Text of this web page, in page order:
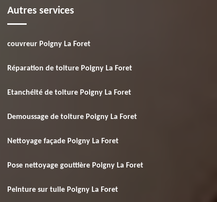
Autres services
couvreur Poigny La Foret
Réparation de toiture Poigny La Foret
Etanchéité de toiture Poigny La Foret
Demoussage de toiture Poigny La Foret
Nettoyage façade Poigny La Foret
Pose nettoyage gouttière Poigny La Foret
Peinture sur tuile Poigny La Foret